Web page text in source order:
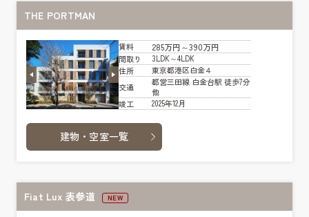
THE PORTMAN
賃料 285万円～390万円
間取り
3LDK～4LDK
住所
東京都港区白金４
交通
都営三田線 白金台駅 徒歩7分
他
竣工
2025年12月
建物・空室一覧
Fiat Lux 表参道 NEW